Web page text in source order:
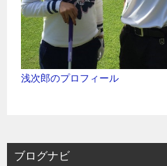
浅次郎のプロフィール
ブログナビ